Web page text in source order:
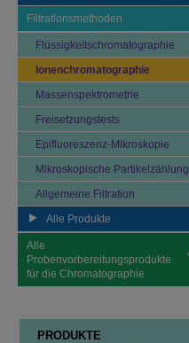
Filtrationsmethoden
Flüssigkeitschromatographie
Ionenchromatographie
Massenspektrometrie
Freisetzungstests
Epifluoreszenz-Mikroskopie
Mikroskopische Partikelzählung
Allgemeine Filtration
Alle Produkte
Alle
Probenvorbereitungsprodukte
für die Chromatographie
PRODUKTE